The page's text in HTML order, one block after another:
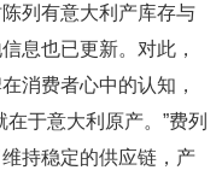
列有意大利产库存与
息也已更新。对此，
消费者心中的认知，
于意大利原产。”费列
持稳定的供应链，产